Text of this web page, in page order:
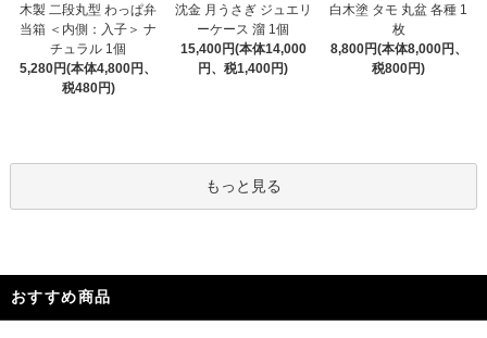
木製 二段丸型 わっぱ弁
当箱 ＜内側：入子＞ ナ
チュラル 1個
5,280円(本体4,800円、
税480円)
沈金 月うさぎ ジュエリ
ーケース 溜 1個
15,400円(本体14,000
円、税1,400円)
白木塗 タモ 丸盆 各種 1
枚
8,800円(本体8,000円、
税800円)
もっと見る
おすすめ商品